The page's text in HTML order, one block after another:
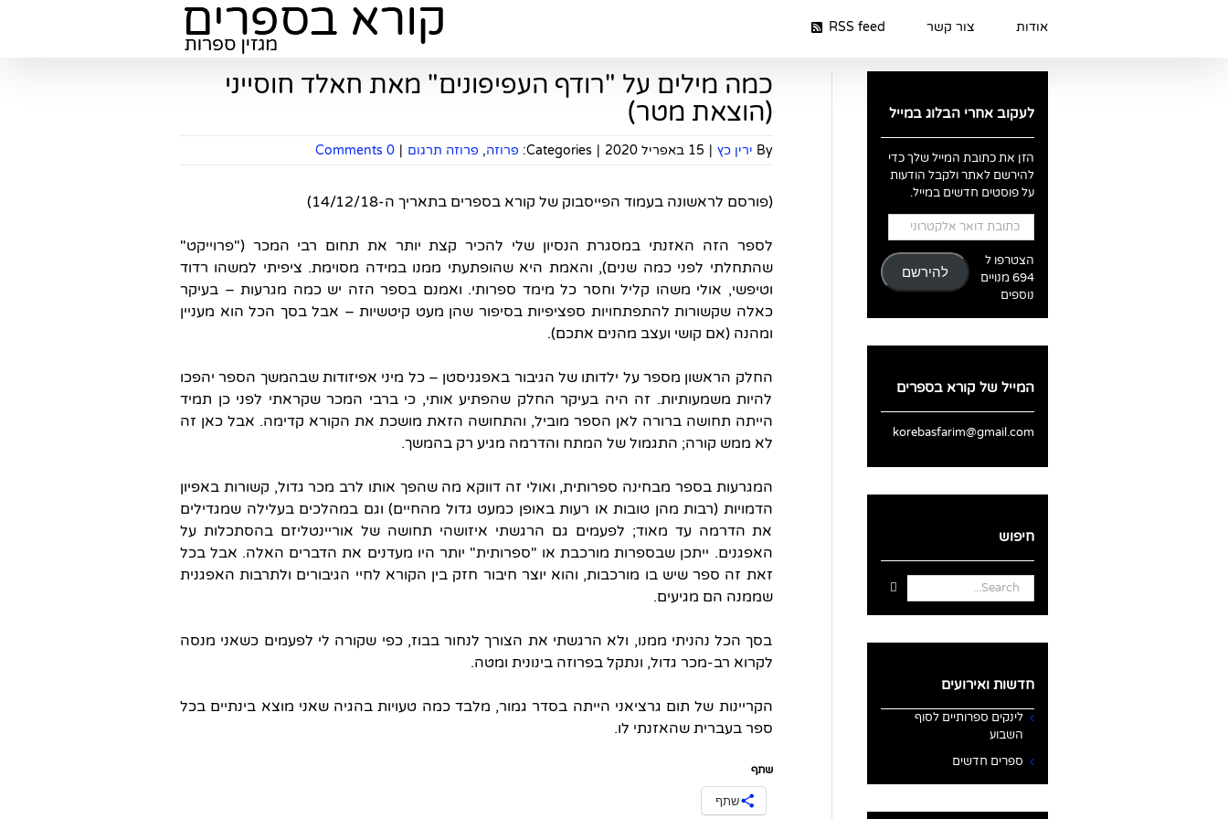
אודות צור קשר RSS feed
כמה מילים על "רודף העפיפונים" מאת חאלד חוסייני
(הוצאת מטר)
By ירין כץ | 15 באפריל 2020 |
Categories: פרוזה, פרוזה תרגום |
0 Comments
(פורסם לראשונה בעמוד הפייסבוק של קורא בספרים בתאריך ה-14/12/18)
לספר הזה האזנתי במסגרת הנסיון שלי להכיר קצת יותר את תחום רבי המכר ("פרוייקט"
שהתחלתי לפני כמה שנים), והאמת היא שהופתעתי ממנו במידה מסוימת. ציפיתי למשהו רדוד
וטיפשי, אולי משהו קליל וחסר כל מימד ספרותי. ואמנם בספר הזה יש כמה מגרעות – בעיקר
כאלה שקשורות להתפתחויות ספציפיות בסיפור שהן מעט קיטשיות – אבל בסך הכל הוא מעניין
ומהנה (אם קושי ועצב מהנים אתכם).
החלק הראשון מספר על ילדותו של הגיבור באפגניסטן – כל מיני אפיזודות שבהמשך הספר יהפכו
להיות משמעותיות. זה היה בעיקר החלק שהפתיע אותי, כי ברבי המכר שקראתי לפני כן תמיד
הייתה תחושה ברורה לאן הספר מוביל, והתחושה הזאת מושכת את הקורא קדימה. אבל כאן זה
לא ממש קורה; התגמול של המתח והדרמה מגיע רק בהמשך.
המגרעות בספר מבחינה ספרותית, ואולי זה דווקא מה שהפך אותו לרב מכר גדול, קשורות באפיון
הדמויות (רבות מהן טובות או רעות באופן כמעט גדול מהחיים) וגם במהלכים בעלילה שמגדילים
את הדרמה עד מאוד; לפעמים גם הרגשתי איזושהי תחושה של אוריינטליזם בהסתכלות על
האפגנים. ייתכן שבספרות מורכבת או "ספרותית" יותר היו מעדנים את הדברים האלה. אבל בכל
זאת זה ספר שיש בו מורכבות, והוא יוצר חיבור חזק בין הקורא לחיי הגיבורים ולתרבות האפגנית
שממנה הם מגיעים.
בסך הכל נהניתי ממנו, ולא הרגשתי את הצורך לנחור בבוז, כפי שקורה לי לפעמים כשאני מנסה
לקרוא רב-מכר גדול, ונתקל בפרוזה בינונית ומטה.
הקריינות של תום גרציאני הייתה בסדר גמור, מלבד כמה טעויות בהגיה שאני מוצא בינתיים בכל
ספר בעברית שהאזנתי לו.
שתף
שתף
לעקוב אחרי הבלוג במייל
הזן את כתובת המייל שלך כדי
להירשם לאתר ולקבל הודעות
על פוסטים חדשים במייל.
כתובת
דואר
אלקטרוני
להירשם
הצטרפו ל
694 מנויים
נוספים
המייל של קורא בספרים
korebasfarim@gmail.com
חיפוש
Search
for:
חדשות ואירועים
לינקים ספרותיים לסוף
השבוע
ספרים חדשים